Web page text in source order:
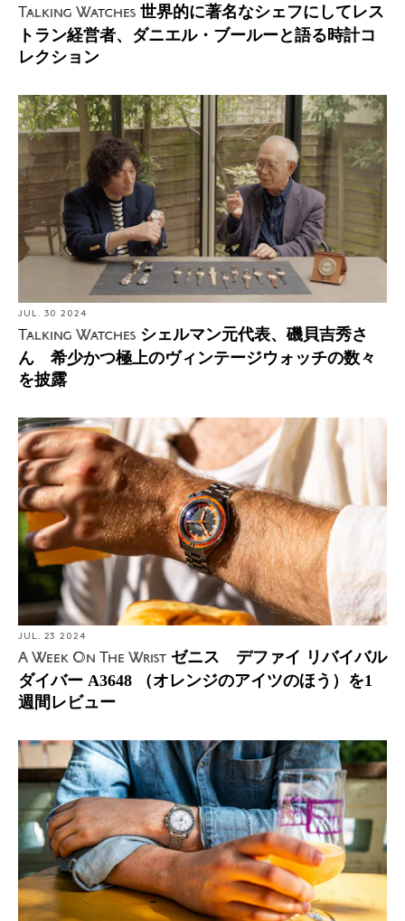
Talking Watches 世界的に著名なシェフにしてレス
トラン経営者、ダニエル・ブールーと語る時計コ
レクション
JUL. 30 2024
Talking Watches シェルマン元代表、磯貝吉秀さ
ん 希少かつ極上のヴィンテージウォッチの数々
を披露
JUL. 23 2024
A Week On The Wrist ゼニス デファイ リバイバル
ダイバー A3648 （オレンジのアイツのほう）を1
週間レビュー